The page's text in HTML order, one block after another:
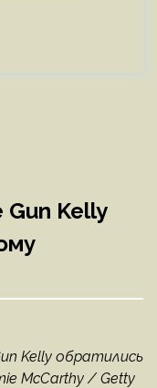
Kelly
Kelly обратились
McCarthy / Getty